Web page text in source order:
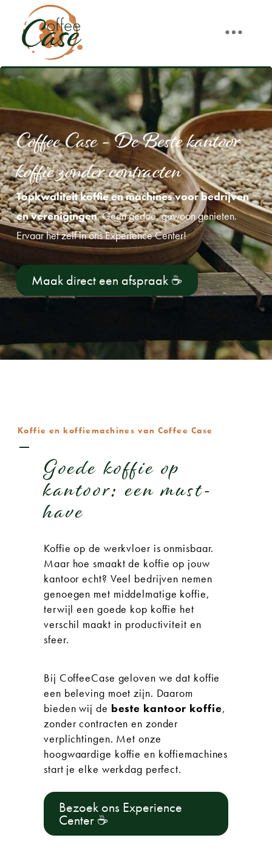
Coffee Case – De Beste kantoor
koffie zonder contracten
Topkwaliteit koffie en machinesvoor bedrijven
en verenigingen. Geen gedoe, gewoon genieten.
Ervaar het zelf in ons Experience Center!
Maak direct een afspraak ☕
Koffie en koffiemachines van Coffee Case
Goede koffie op
kantoor: een must-
have
Koffie op de werkvloer is onmisbaar.
Maar hoe smaakt de koffie op jouw
kantoor echt? Veel bedrijven nemen
genoegen met middelmatige koffie,
terwijl een goede kop koffie het
verschil maakt in productiviteit en
sfeer.
Bij CoffeeCase geloven we dat koffie
een beleving moet zijn. Daarom
bieden wij de beste kantoor koffie,
zonder contracten en zonder
verplichtingen. Met onze
hoogwaardige koffie en koffiemachines
start je elke werkdag perfect.
Bezoek ons Experience
Center ☕